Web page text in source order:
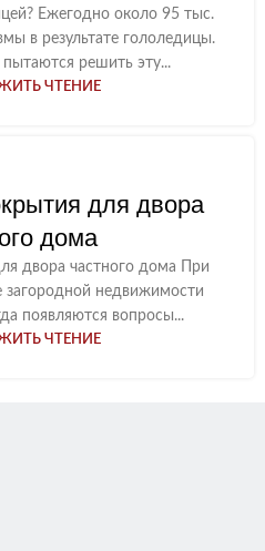
Ежегодно около 95 тыс.
в результате гололедицы.
решить эту...
ЧТЕНИЕ
для двора
дома
двора частного дома При
загородной недвижимости
появляются вопросы...
ЧТЕНИЕ